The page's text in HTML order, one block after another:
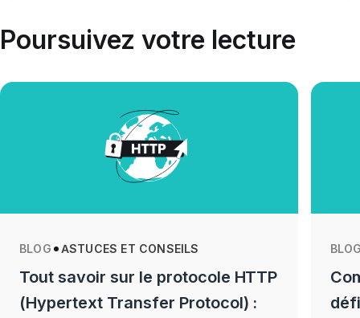
Poursuivez votre lecture
BLOG ASTUCES ET CONSEILS
Tout savoir sur le protocole HTTP
(Hypertext Transfer Protocol) :